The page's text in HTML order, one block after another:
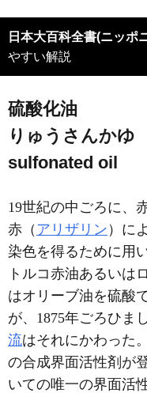
日本大百科全書(ニッポ
やすい解説
硫酸化油
りゅうさんかゆ
sulfonated oil
19世紀の中ごろに、
赤（ アリザリン ）に
染色を得るために用
トルコ赤油あるいは
はオリーブ油を硫酸
が、1875年ごろひま
流はそれにかわった
の合成界面活性剤が
いての唯一の界面活